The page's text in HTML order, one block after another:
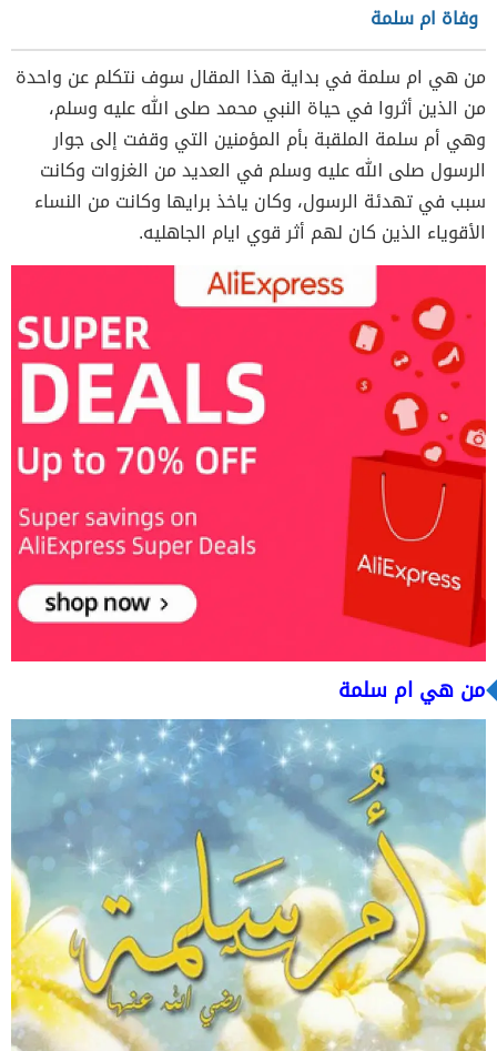
وفاة ام سلمة
من هي ام سلمة في بداية هذا المقال سوف نتكلم عن واحدة
من الذين أثروا في حياة النبي محمد صلى الله عليه وسلم،
وهي أم سلمة الملقبة بأم المؤمنين التي وقفت إلى جوار
الرسول صلى الله عليه وسلم في العديد من الغزوات وكانت
سبب في تهدئة الرسول، وكان ياخذ برايها وكانت من النساء
الأقوياء الذين كان لهم أثر قوي ايام الجاهليه.
من هي ام سلمة